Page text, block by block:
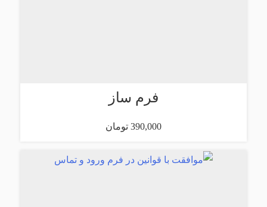
فرم ساز
390,000 تومان